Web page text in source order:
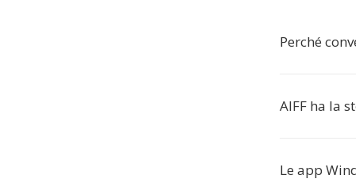
Perché
AIFF ha la
Le app